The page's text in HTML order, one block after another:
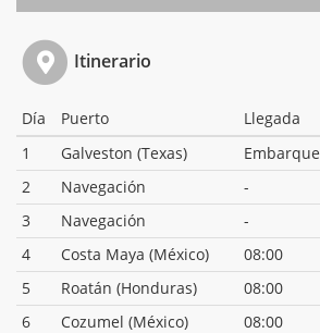
Itinerario
Día Puerto Llegada
1
Galveston (Texas) Embarque
2
Navegación -
3
Navegación -
4
Costa Maya (México) 08:00
5
Roatán (Honduras) 08:00
6
Cozumel (México) 08:00